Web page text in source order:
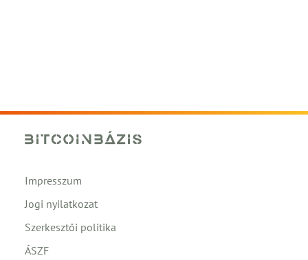
Impresszum
Jogi nyilatkozat
Szerkesztői politika
ÁSZF